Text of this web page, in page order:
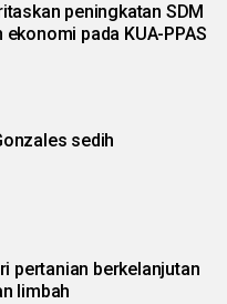
peningkatan SDM
pada KUA-PPAS
sedih
limbah